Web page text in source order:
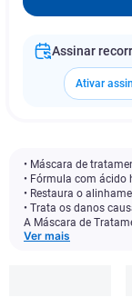
Assinar
Ativar
• Máscara de
• Fórmula com ácido
• Restaura o
• Trata os danos
A Máscara de
Ver mais